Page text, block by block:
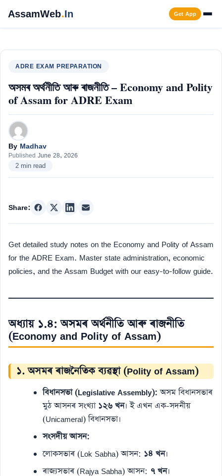
content
AssamWeb.In Get App
ADRE EXAM PREPARATION
অসমৰ অৰ্থনীতি আৰু ৰাজনীতি – Economy and Polity
of Assam for ADRE Exam
By Madhav
Published June 28, 2026
2 min read
Share:
Get detailed study notes on the Economy and Polity of Assam
for the ADRE Exam. Master state administration, economic
policies, and the Assam Budget with our easy-to-follow guide.
অধ্যায় ১.৪: অসমৰ অৰ্থনীতি আৰু ৰাজনীতি
(Economy and Polity of Assam)
১. অসমৰ ৰাজনৈতিক ব্যৱস্থা (Polity of Assam)
বিধানসভা (Legislative Assembly): অসম বিধানসভাৰ
মুঠ আসনৰ সংখ্যা ১২৬ খন। ই এখন এক-সদনীয়
(Unicameral) বিধানসভা।
সংসদীয় আসন:
লোকসভাৰ (Lok Sabha) আসন: ১৪ খন।
ৰাজ্যসভাৰ (Rajya Sabha) আসন: ৭ খন।